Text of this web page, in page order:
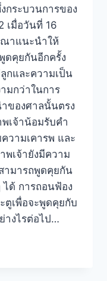
กระบวนการของ
เมื่อวันที่ 16
าแนะนำให้
ดคุยกันอีกครั้ง
กและความเป็น
มกว่าในการ
ของศาลนั้นตรง
เจ้าน้อมรับคำ
วามเคารพ และ
พเจ้ายังมีความ
ามารถพูดคุยกัน
ได้ การถอนฟ้อง
เพื่อจะพูดคุยกับ
างไรต่อไป…